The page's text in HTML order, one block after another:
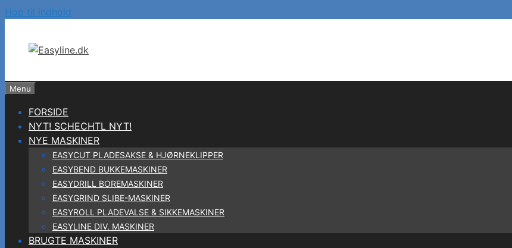
Hop til indhold
Menu
FORSIDE
NYT! SCHECHTL NYT!
NYE MASKINER
EASYCUT PLADESAKSE & HJØRNEKLIPPER
EASYBEND BUKKEMASKINER
EASYDRILL BOREMASKINER
EASYGRIND SLIBE-MASKINER
EASYROLL PLADEVALSE & SIKKEMASKINER
EASYLINE DIV. MASKINER
BRUGTE MASKINER